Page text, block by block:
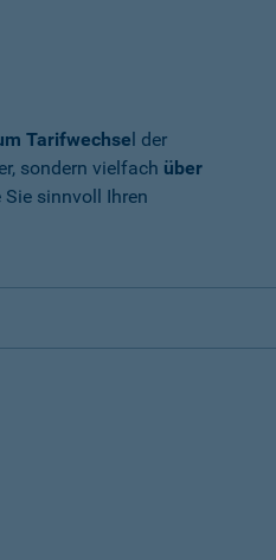
Tarifwechsel der
sondern vielfach über
Sie sinnvoll Ihren